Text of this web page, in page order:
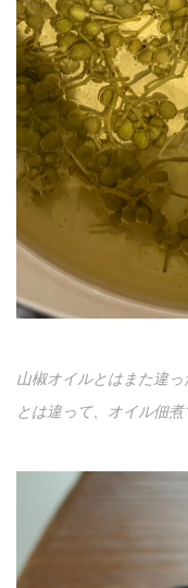
山椒オイルとはまた違
とは違って、オイル佃煮